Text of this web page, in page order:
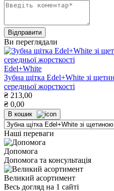
Ви переглядали
Edel+White
Зубна щітка Edel+White зі
середньої жорсткості
₴ 213,00
₴ 0,00
В кошик
Наші переваги
Допомога
Допомога та консультація
Великий асортимент
Весь догляд на 1 сайті